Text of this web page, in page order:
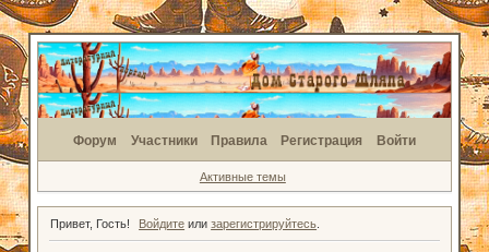
Форум Участники Правила Регистрация Войти
Активные темы
Привет, Гость! Войдите илизарегистрируйтесь